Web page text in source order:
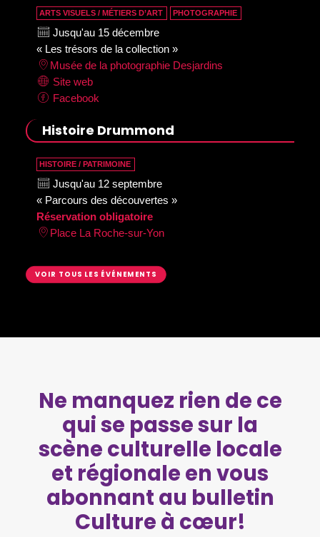
ARTS VISUELS / MÉTIERS D’ART PHOTOGRAPHIE
Jusqu'au 15 décembre
« Les trésors de la collection »
Musée de la photographie Desjardins
Site web
Facebook
Histoire Drummond
HISTOIRE / PATRIMOINE
Jusqu'au 12 septembre
« Parcours des découvertes »
Réservation obligatoire
Place La Roche-sur-Yon
VOIR TOUS LES ÉVÉNEMENTS
Ne manquez rien de ce
qui se passe sur la
scène culturelle locale
et régionale en vous
abonnant au bulletin
Culture à cœur!